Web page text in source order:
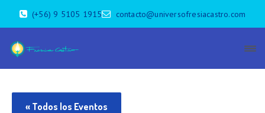
(+56) 9 5105 1915 contacto@universofresiacastro.com
« Todos los Eventos